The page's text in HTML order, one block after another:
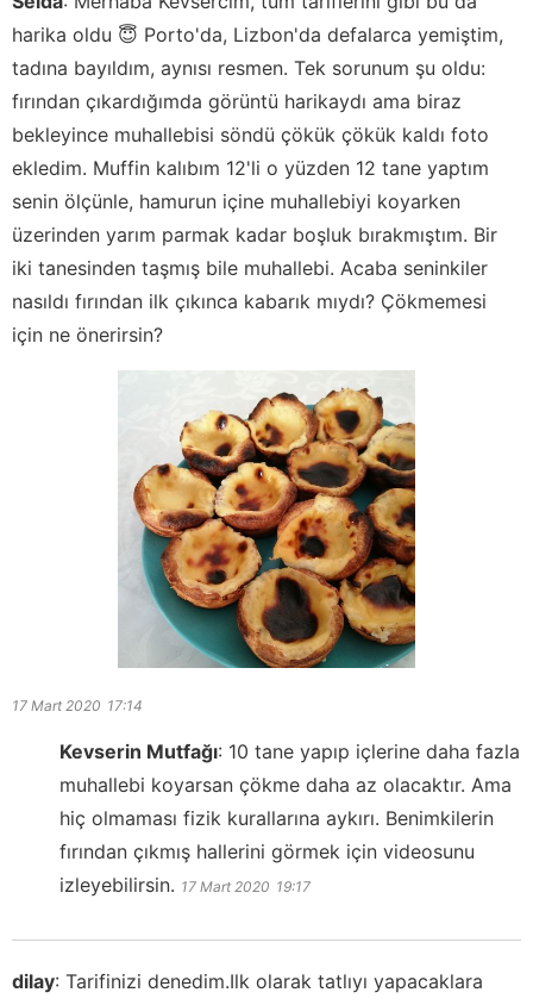
harika oldu 😇 Porto'da, Lizbon'da defalarca yemiştim,
tadına bayıldım, aynısı resmen. Tek sorunum şu oldu:
fırından çıkardığımda görüntü harikaydı ama biraz
bekleyince muhallebisi söndü çökük çökük kaldı foto
ekledim. Muffin kalıbım 12'li o yüzden 12 tane yaptım
senin ölçünle, hamurun içine muhallebiyi koyarken
üzerinden yarım parmak kadar boşluk bırakmıştım. Bir
iki tanesinden taşmış bile muhallebi. Acaba seninkiler
nasıldı fırından ilk çıkınca kabarık mıydı? Çökmemesi
için ne önerirsin?
17 Mart 2020 17:14
Kevserin Mutfağı: 10 tane yapıp içlerine daha fazla
muhallebi koyarsan çökme daha az olacaktır. Ama
hiç olmaması fizik kurallarına aykırı. Benimkilerin
fırından çıkmış hallerini görmek için videosunu
izleyebilirsin. 17 Mart 2020 19:17
dilay: Tarifinizi denedim.Ilk olarak tatlıyı yapacaklara